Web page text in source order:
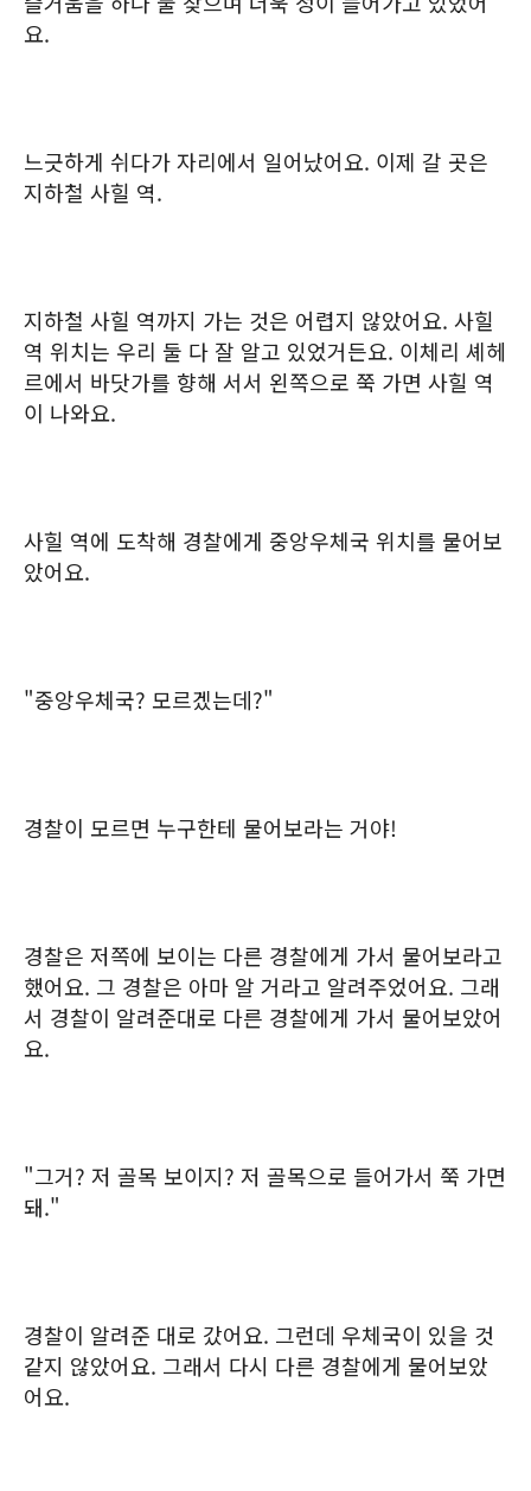
요.
느긋하게 쉬다가 자리에서 일어났어요. 이제 갈 곳은
지하철 사힐 역.
지하철 사힐 역까지 가는 것은 어렵지 않았어요. 사힐
역 위치는 우리 둘 다 잘 알고 있었거든요. 이체리 셰헤
르에서 바닷가를 향해 서서 왼쪽으로 쭉 가면 사힐 역
이 나와요.
사힐 역에 도착해 경찰에게 중앙우체국 위치를 물어보
았어요.
"중앙우체국? 모르겠는데?"
경찰이 모르면 누구한테 물어보라는 거야!
경찰은 저쪽에 보이는 다른 경찰에게 가서 물어보라고
했어요. 그 경찰은 아마 알 거라고 알려주었어요. 그래
서 경찰이 알려준대로 다른 경찰에게 가서 물어보았어
요.
"그거? 저 골목 보이지? 저 골목으로 들어가서 쭉 가면
돼."
경찰이 알려준 대로 갔어요. 그런데 우체국이 있을 것
같지 않았어요. 그래서 다시 다른 경찰에게 물어보았
어요.